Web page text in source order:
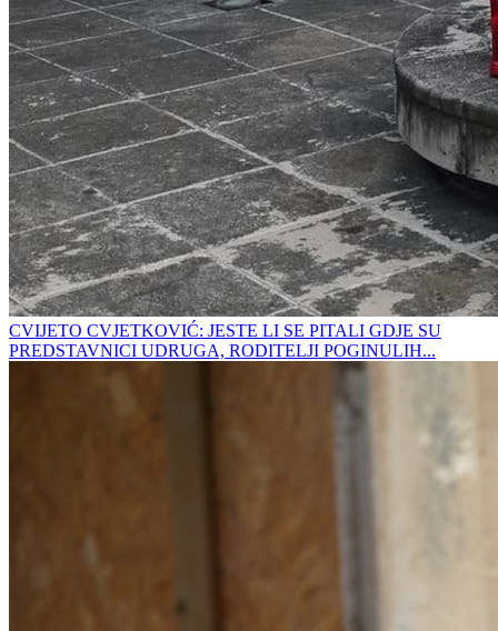
CVIJETO CVJETKOVIĆ: JESTE LI SE PITALI GDJE SU
PREDSTAVNICI UDRUGA, RODITELJI POGINULIH...